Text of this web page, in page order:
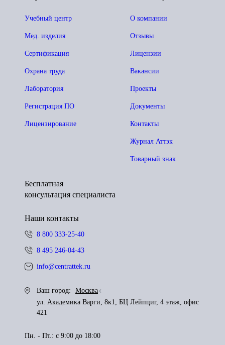
О компании
Отзывы
Лицензии
Вакансии
Проекты
Документы
Контакты
Журнал Аттэк
Товарный знак
Учебный центр
Мед. изделия
Сертификация
Охрана труда
Лаборатория
Регистрация ПО
Лицензирование
Бесплатная
консультация специалиста
Наши контакты
8 800 333-25-40
8 495 246-04-43
info@centrattek.ru
Ваш город:
Москва
ул. Академика Варги, 8к1, БЦ Лейпциг, 4 этаж, офис
421
Пн. - Пт.: с 9:00 до 18:00